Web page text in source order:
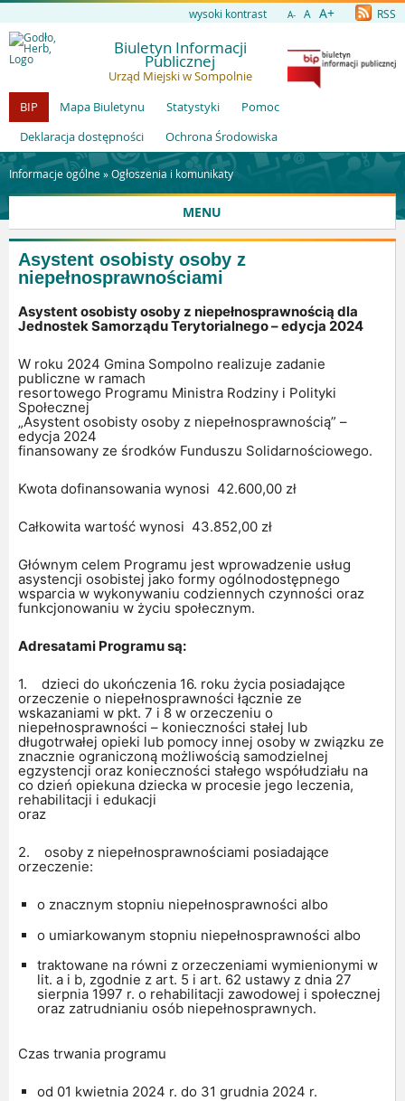
wysoki kontrast A- A A+ RSS
Biuletyn Informacji
Publicznej
Urząd Miejski w Sompolnie
BIP
Mapa Biuletynu Statystyki
Pomoc
Deklaracja dostępności
Ochrona Środowiska
Informacje ogólne »Ogłoszenia i komunikaty
MENU
Asystent osobisty osoby z
niepełnosprawnościami
Asystent osobisty osoby z niepełnosprawnością dla
Jednostek Samorządu Terytorialnego – edycja 2024
W roku 2024 Gmina Sompolno realizuje zadanie
publiczne w ramach
resortowego Programu Ministra Rodziny i Polityki
Społecznej
„Asystent osobisty osoby z niepełnosprawnością” –
edycja 2024
finansowany ze środków Funduszu Solidarnościowego.
Kwota dofinansowania wynosi 42.600,00 zł
Całkowita wartość wynosi 43.852,00 zł
Głównym celem Programu jest wprowadzenie usług
asystencji osobistej jako formy ogólnodostępnego
wsparcia w wykonywaniu codziennych czynności oraz
funkcjonowaniu w życiu społecznym.
Adresatami Programu są:
1. dzieci do ukończenia 16. roku życia posiadające
orzeczenie o niepełnosprawności łącznie ze
wskazaniami w pkt. 7 i 8 w orzeczeniu o
niepełnosprawności – konieczności stałej lub
długotrwałej opieki lub pomocy innej osoby w związku ze
znacznie ograniczoną możliwością samodzielnej
egzystencji oraz konieczności stałego współudziału na
co dzień opiekuna dziecka w procesie jego leczenia,
rehabilitacji i edukacji
oraz
2. osoby z niepełnosprawnościami posiadające
orzeczenie:
o znacznym stopniu niepełnosprawności albo
o umiarkowanym stopniu niepełnosprawności albo
traktowane na równi z orzeczeniami wymienionymi w
lit. a i b, zgodnie z art. 5 i art. 62 ustawy z dnia 27
sierpnia 1997 r. o rehabilitacji zawodowej i społecznej
oraz zatrudnianiu osób niepełnosprawnych.
Czas trwania programu
od 01 kwietnia 2024 r. do 31 grudnia 2024 r.